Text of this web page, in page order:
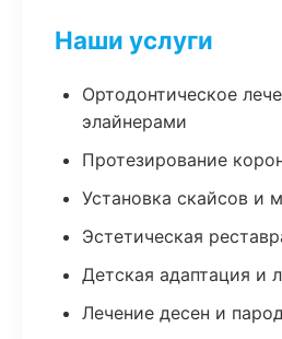
Наши услуги
Ортодонтическое
элайнерами
Протезирование
Установка скайсов и
Эстетическая
Детская адаптация и
Лечение десен и